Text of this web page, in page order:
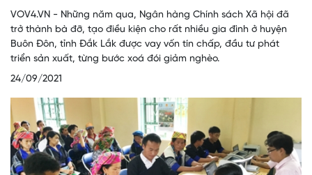
VOV4.VN - Những năm qua, Ngân hàng Chính sách Xã hội đã
trở thành bà đỡ, tạo điều kiện cho rất nhiều gia đình ở huyện
Buôn Đôn, tỉnh Đắk Lắk được vay vốn tín chấp, đầu tư phát
triển sản xuất, từng bước xoá đói giảm nghèo.
24/09/2021